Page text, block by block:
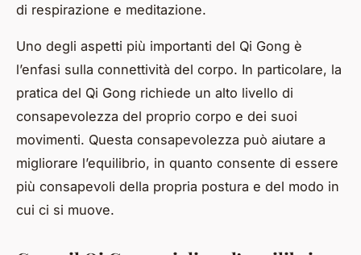
di respirazione e meditazione.
Uno degli aspetti più importanti del Qi Gong è
l’enfasi sulla connettività del corpo. In particolare, la
pratica del Qi Gong richiede un alto livello di
consapevolezza del proprio corpo e dei suoi
movimenti. Questa consapevolezza può aiutare a
migliorare l’equilibrio, in quanto consente di essere
più consapevoli della propria postura e del modo in
cui ci si muove.